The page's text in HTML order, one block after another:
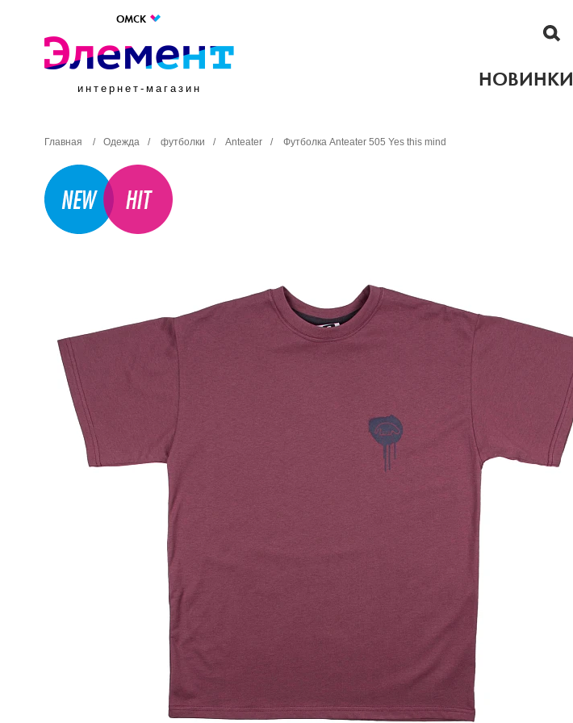
ОМСК
интернет-магазин НОВИНКИ
Главная / Одежда / футболки / Anteater / Футболка Anteater 505 Yes this mind